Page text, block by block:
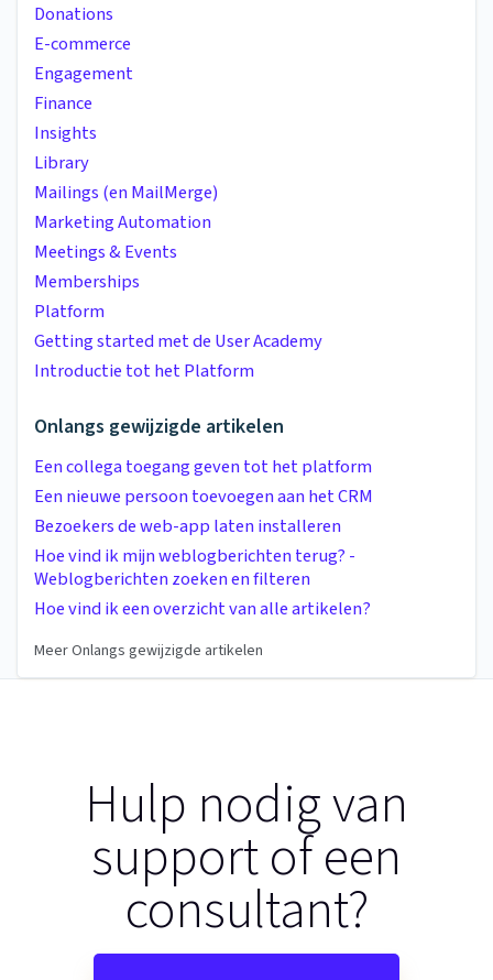
Donations
E-commerce
Engagement
Finance
Insights
Library
Mailings (en MailMerge)
Marketing Automation
Meetings & Events
Memberships
Platform
Getting started met de User Academy
Introductie tot het Platform
Onlangs gewijzigde artikelen
Een collega toegang geven tot het platform
Een nieuwe persoon toevoegen aan het CRM
Bezoekers de web-app laten installeren
Hoe vind ik mijn weblogberichten terug? -
Weblogberichten zoeken en filteren
Hoe vind ik een overzicht van alle artikelen?
Meer Onlangs gewijzigde artikelen
Hulp nodig van
support of een
consultant?